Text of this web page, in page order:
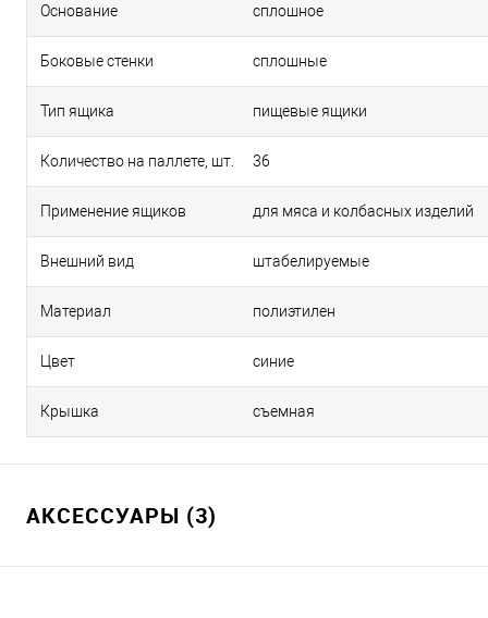
Основание сплошное
Боковые стенки сплошные
Тип ящика пищевые ящики
Количество на паллете, шт. 36
Применение ящиков для мяса и колбасных изделий
Внешний вид штабелируемые
Материал полиэтилен
Цвет синие
Крышка съемная
АКСЕССУАРЫ (3)